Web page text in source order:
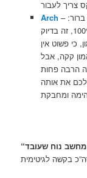
Arch
מעולה!!!! (!!!). מי שאוהב לשלוט במחשב שלו ב־100%, זה בדיוק
כי פשוט אין
קקה, אבל
הרבה פחות
לכם את אותה